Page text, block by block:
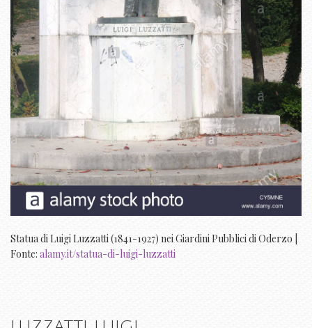
Statua di Luigi Luzzatti (1841-1927) nei Giardini Pubblici di Oderzo |
Fonte: alamy.it/statua-di-luigi-luzzatti